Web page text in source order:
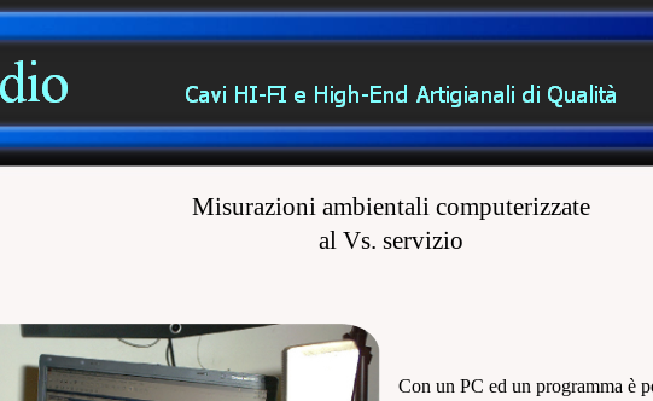
Misurazioni ambientali computerizzate
al Vs. servizio
Con un PC ed un programma è